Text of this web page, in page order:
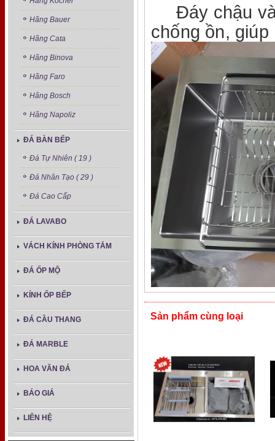
Hãng Bauer
Hãng Cata
Hãng Binova
Hãng Faro
Hãng Bosch
Hãng Napoliz
ĐÁ BÀN BẾP
Đá Tự Nhiên ( 19 )
Đá Nhân Tạo ( 29 )
Đá Cao Cấp
ĐÁ LAVABO
VÁCH KÍNH PHÒNG TẮM
ĐÁ ỐP MỘ
KÍNH ỐP BẾP
ĐÁ CẦU THANG
ĐÁ MARBLE
HOA VĂN ĐÁ
BÁO GIÁ
LIÊN HỆ
Đáy chậu và
chống ồn,
Sản phẩm cùng loại